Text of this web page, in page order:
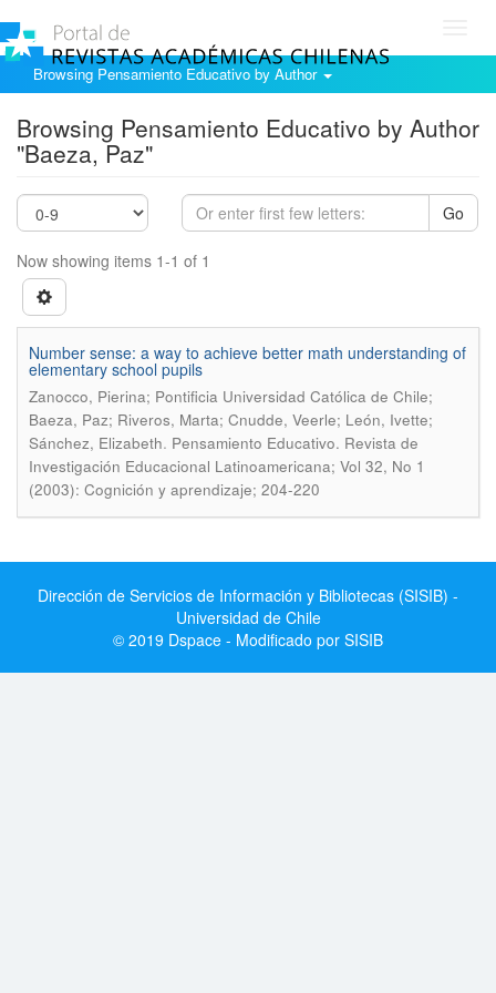
Browsing Pensamiento Educativo by Author
Browsing Pensamiento Educativo by Author
"Baeza, Paz"
Go
Now showing items 1-1 of 1
Number sense: a way to achieve better math understanding of
elementary school pupils
Zanocco, Pierina; Pontificia Universidad Católica de Chile;
Baeza, Paz; Riveros, Marta; Cnudde, Veerle; León, Ivette;
Sánchez, Elizabeth. Pensamiento Educativo. Revista de
Investigación Educacional Latinoamericana; Vol 32, No 1
(2003): Cognición y aprendizaje; 204-220
Dirección de Servicios de Información y Bibliotecas (SISIB) -
Universidad de Chile
© 2019 Dspace - Modificado por SISIB